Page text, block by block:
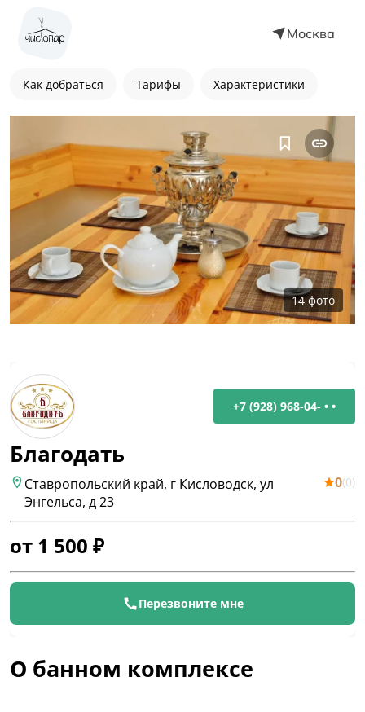
Москва
Как добраться Тарифы Характеристики
14фото
+7 (928) 968-04- • •
Благодать
Ставропольский край, г Кисловодск, ул
Энгельса, д 23
0(0)
от 1 500 ₽
Перезвоните мне
О банном комплексе